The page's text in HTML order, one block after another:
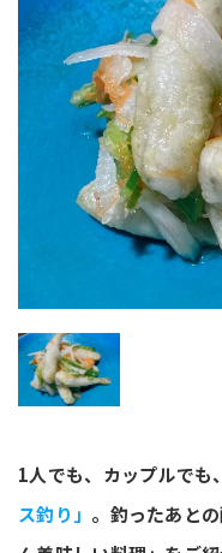
1人でも、カップルでも
ス釣り」 。釣ったあと